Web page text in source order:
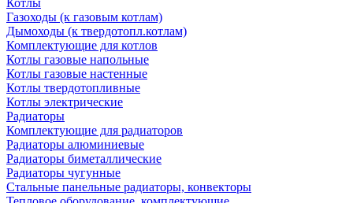
Котлы
Газоходы (к газовым котлам)
Дымоходы (к твердотопл.котлам)
Комплектующие для котлов
Котлы газовые напольные
Котлы газовые настенные
Котлы твердотопливные
Котлы электрические
Радиаторы
Комплектующие для радиаторов
Радиаторы алюминиевые
Радиаторы биметаллические
Радиаторы чугунные
Стальные панельные радиаторы, конвекторы